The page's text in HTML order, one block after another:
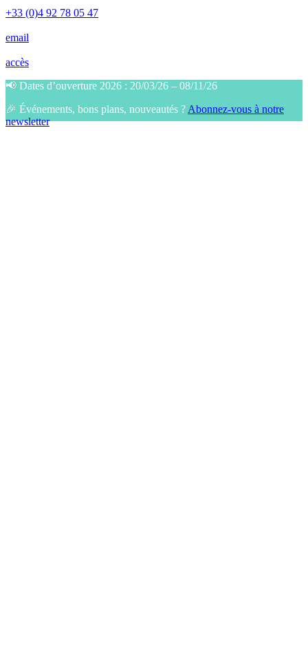
+33 (0)4 92 78 05 47
email
accès
📢 Dates d’ouverture 2026 : 20/03/26 – 08/11/26
🎉 Événements, bons plans, nouveautés ? Abonnez-vous à notre
newsletter